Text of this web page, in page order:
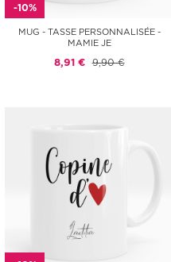
-10%
MUG - TASSE PERSONNALISÉE -
MAMIE JE
8,91 € 9,90 €